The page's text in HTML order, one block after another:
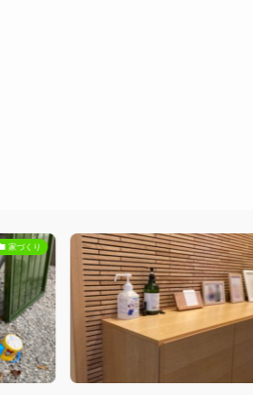
家づくり